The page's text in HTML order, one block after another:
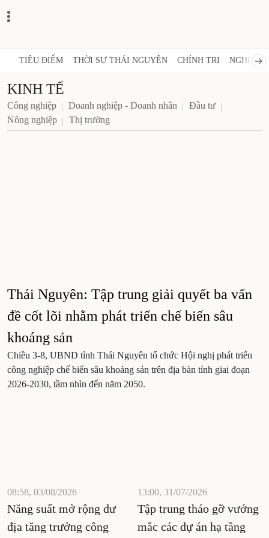
TIÊU ĐIỂM THỜI SỰ THÁI NGUYÊN CHÍNH TRỊ NGHỊ
KINH TẾ
Công nghiệp Doanh nghiệp - Doanh nhân
Đầu tư
Nông nghiệp
Thị trường
Thái Nguyên: Tập trung giải quyết ba vấn
đề cốt lõi nhằm phát triển chế biến sâu
khoáng sản
Chiều 3-8, UBND tỉnh Thái Nguyên tổ chức Hội nghị phát triển
công nghiệp chế biến sâu khoáng sản trên địa bàn tỉnh giai đoạn
2026-2030, tầm nhìn đến năm 2050.
08:58, 03/08/2026
Năng suất mở rộng dư
địa tăng trưởng công
13:00, 31/07/2026
Tập trung tháo gỡ vướng
mắc các dự án hạ tầng